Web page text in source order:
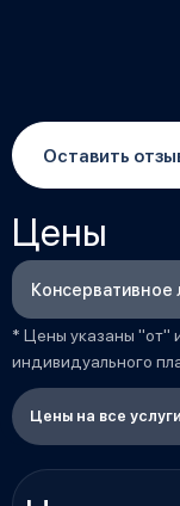
Оставить
Цены
Консервативное
* Цены указаны "от"
индивидуального
Цены на все